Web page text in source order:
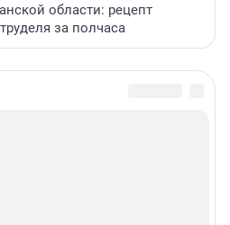
области: рецепт
за полчаса